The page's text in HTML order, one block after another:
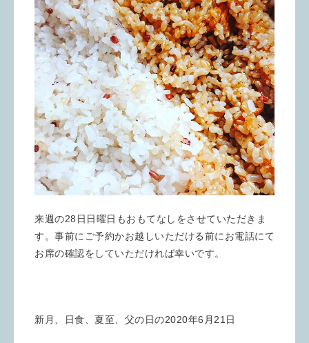
来週の28日日曜日もおもてなしをさせていただきま
す。事前にご予約かお越しいただける前にお電話にて
お席の確認をしていただければ幸いです。
新月、日食、夏至、父の日の2020年6月21日